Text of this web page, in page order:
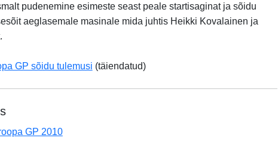
pudenemine esimeste seast peale startisaginat ja sõidu
aeglasemale masinale mida juhtis Heikki Kovalainen ja
GP sõidu tulemusi (täiendatud)
GP 2010